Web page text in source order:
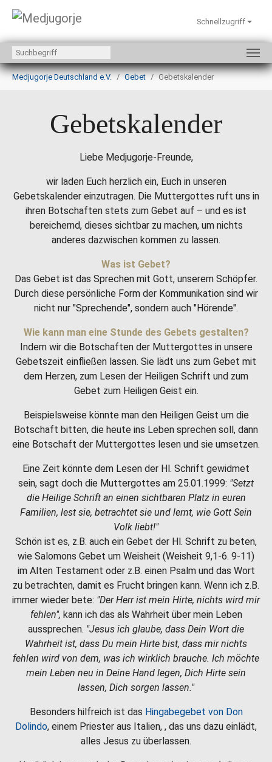
Zum Hauptinhalt springen
Schnellzugriff
Sie sind hier:
Medjugorje Deutschland e.V.
Gebet Gebetskalender
Gebetskalender
Liebe Medjugorje-Freunde,
wir laden Euch herzlich ein, Euch in unseren
Gebetskalender einzutragen. Die Muttergottes ruft uns in
ihren Botschaften stets zum Gebet auf – und es ist
bereichernd, dieses sichtbar zu machen, um nichts
anderes dazwischen kommen zu lassen.
Was ist Gebet?
Das Gebet ist das Sprechen mit Gott, unserem Schöpfer.
Durch diese persönliche Form der Kommunikation sind wir
nicht nur "Sprechende", sondern auch "Hörende".
Wie kann man eine Stunde des Gebets gestalten?
Indem wir die Botschaften der Muttergottes in unsere
Gebetszeit einfließen lassen. Sie lädt uns zum Gebet mit
dem Herzen, zum Lesen der Heiligen Schrift und zum
Gebet zum Heiligen Geist ein.
Beispielsweise könnte man den Heiligen Geist um die
Botschaft bitten, die heute ins Leben sprechen soll, dann
eine Botschaft der Muttergottes lesen und sie umsetzen.
Eine Zeit könnte dem Lesen der Hl. Schrift gewidmet
sein, sagt doch die Muttergottes am 25.01.1999: "Setzt
die Heilige Schrift an einen sichtbaren Platz in euren
Familien, lest sie, betrachtet sie und lernt, wie Gott Sein
Volk liebt!"
Schön ist es, z.B. auch ein Gebet der Hl. Schrift zu beten,
wie Salomons Gebet um Weisheit (Weisheit 9,1-6. 9-11)
im Alten Testament oder z.B. einen Psalm und das Wort
zu betrachten, damit es Frucht bringen kann. Wenn ich z.B.
immer wieder bete: "Der Herr ist mein Hirte, nichts wird mir
fehlen", kann ich das als Wahrheit über mein Leben
aussprechen. "Jesus ich glaube, dass Dein Wort die
Wahrheit ist, dass Du mein Hirte bist, dass mir nichts
fehlen wird von dem, was ich wirklich brauche. Ich möchte
mein Leben neu in Deine Hand legen, Dich Hirte sein
lassen, Dich sorgen lassen."
Besonders hilfreich ist das Hingabegebet von Don
Dolindo, einem Priester aus Italien, , das uns dazu einlädt,
alles Jesus zu überlassen.